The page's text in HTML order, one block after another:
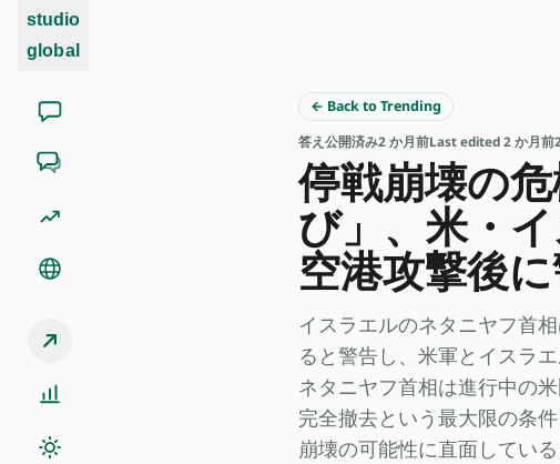
studio
global
← Back to Trending
答え 公開済み2 か月前Last edited 2 か月前
停戦崩壊の
び」、米・
空港攻撃後
イスラエルのネタニヤフ首
ると警告し、米軍とイスラ
ネタニヤフ首相は進行中の
完全撤去という最大限の条
崩壊の可能性に直面してい